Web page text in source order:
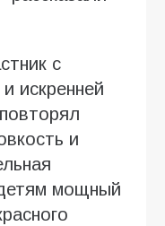
с
искренней
и
мощный